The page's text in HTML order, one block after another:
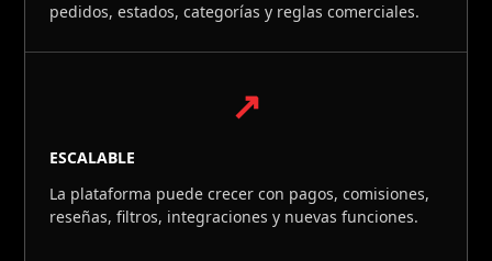
pedidos, estados, categorías y reglas comerciales.
↗
ESCALABLE
La plataforma puede crecer con pagos, comisiones,
reseñas, filtros, integraciones y nuevas funciones.